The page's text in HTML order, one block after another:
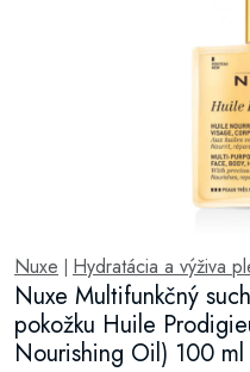
Nuxe Hydratácia a výživa
Nuxe Multifunkčný
pokožku Huile
Nourishing Oil) 100 ml